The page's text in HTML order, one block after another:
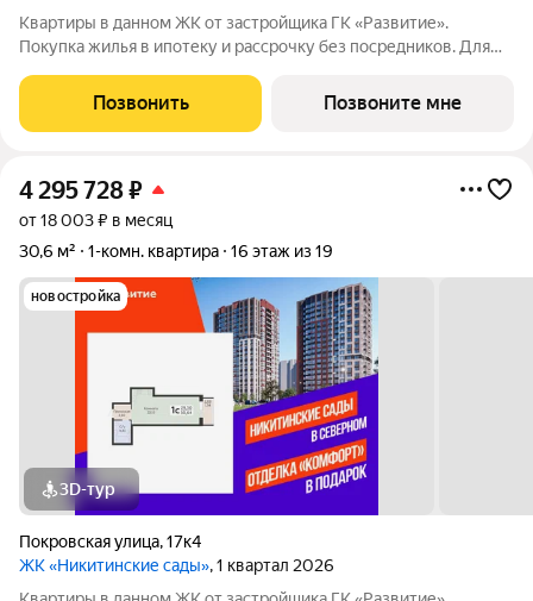
Квартиры в данном ЖК от застройщика ГК «Развитие».
Покупка жилья в ипотеку и рассрочку без посредников. Для
обращайтесь в отдел продаж застройщика.
Позвонить Позвоните мне
4 295 728₽
от 18 003 ₽ в месяц
30,6 м²
1-комн. квартира 16 этаж из 19
новостройка
3D-тур
Покровская улица,17к4
ЖК «Никитинские сады», 1 квартал 2026